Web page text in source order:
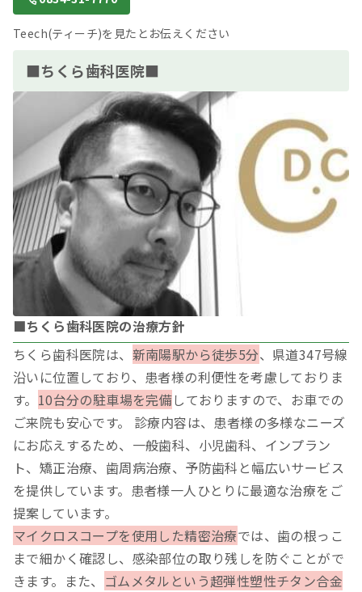
Teech(ティーチ)を見たとお伝えください
■ちくら歯科医院■
■ちくら歯科医院の治療方針
ちくら歯科医院は、 新南陽駅から徒歩5分、県道347号線
沿いに位置しており、患者様の利便性を考慮しておりま
す。 10台分の駐車場を完備しておりますので、お車での
ご来院も安心です。 診療内容は、患者様の多様なニーズ
にお応えするため、一般歯科、小児歯科、インプラン
ト、矯正治療、歯周病治療、予防歯科と幅広いサービス
を提供しています。患者様一人ひとりに最適な治療をご
提案しています。
マイクロスコープを使用した精密治療では、歯の根っこ
まで細かく確認し、感染部位の取り残しを防ぐことがで
きます。また、 ゴムメタルという超弾性塑性チタン合金